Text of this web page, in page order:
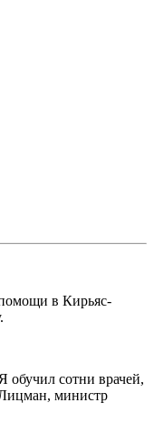
в Кирьяс-
обучил сотни врачей,
министр